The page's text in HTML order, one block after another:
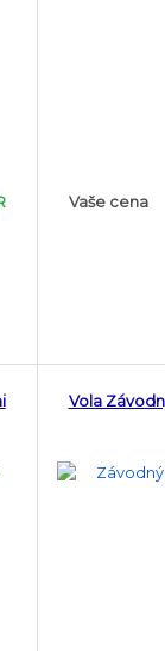
Vaše cena
Vola